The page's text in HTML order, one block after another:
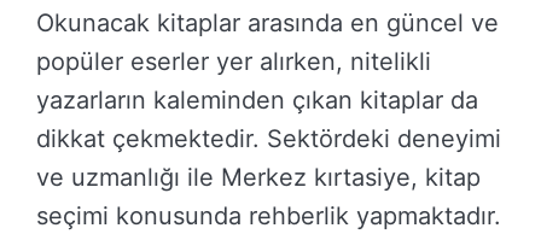
Okunacak kitaplar arasında en güncel ve
popüler eserler yer alırken, nitelikli
yazarların kaleminden çıkan kitaplar da
dikkat çekmektedir. Sektördeki deneyimi
ve uzmanlığı ile Merkez kırtasiye, kitap
seçimi konusunda rehberlik yapmaktadır.